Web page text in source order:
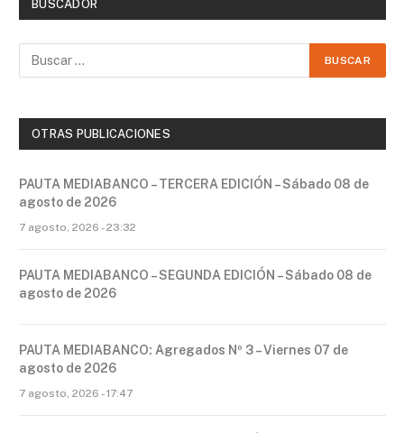
BUSCADOR
OTRAS PUBLICACIONES
PAUTA MEDIABANCO – TERCERA EDICIÓN – Sábado 08 de
agosto de 2026
7 agosto, 2026 - 23:32
PAUTA MEDIABANCO – SEGUNDA EDICIÓN – Sábado 08 de
agosto de 2026
PAUTA MEDIABANCO: Agregados Nº 3 – Viernes 07 de
agosto de 2026
7 agosto, 2026 - 17:47